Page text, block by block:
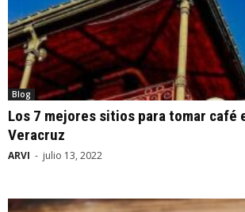
Blog
Los 7 mejores sitios para tomar café
Veracruz
ARVI - julio 13, 2022